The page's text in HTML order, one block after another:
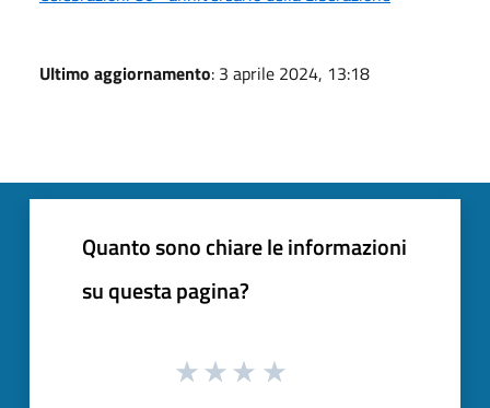
Ultimo aggiornamento: 3 aprile 2024, 13:18
Quanto sono chiare le informazioni
su questa pagina?